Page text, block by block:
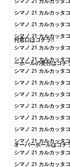
シマノ 21 カルカッタ
シマノ 21 カルカッタ
シマノ 21 カルカッタ
付窓口はコチラ!!
シマノ 21 カルカッタ
シマノ 21 カルカッタ
ーホールの受付はコチ
シマノ 21 カルカッタ
シマノ 21 カルカッタ
シマノ 21 カルカッタ
シマノ 21 カルカッタ
シマノ 21 カルカッタ
シマノ 21 カルカッタ
シマノ 21 カルカッタ
オーバーホールはコチ
シマノ 21 カルカッタ
シマノ 21 カルカッタ